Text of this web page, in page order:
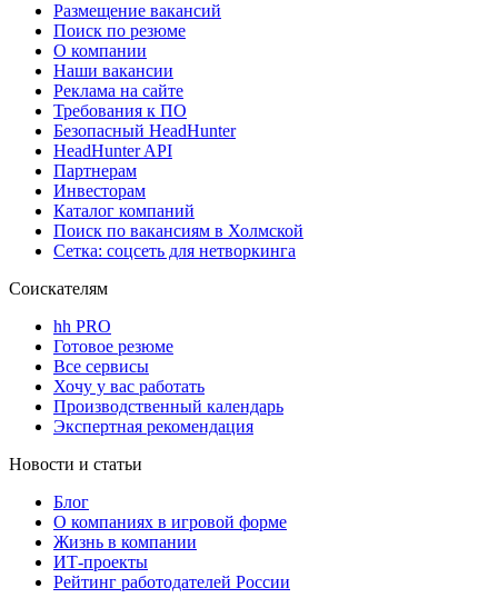
Размещение вакансий
Поиск по резюме
О компании
Наши вакансии
Реклама на сайте
Требования к ПО
Безопасный HeadHunter
HeadHunter API
Партнерам
Инвесторам
Каталог компаний
Поиск по вакансиям в Холмской
Сетка: соцсеть для нетворкинга
Соискателям
hh PRO
Готовое резюме
Все сервисы
Хочу у вас работать
Производственный календарь
Экспертная рекомендация
Новости и статьи
Блог
О компаниях в игровой форме
Жизнь в компании
ИТ-проекты
Рейтинг работодателей России